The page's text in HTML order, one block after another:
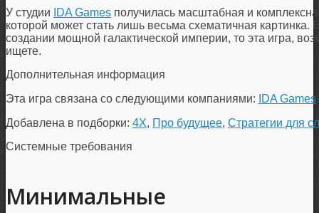
У студии IDA Games получилась масштабная и
которой может стать лишь весьма схематичная картинка.
создании мощной галактической империи, то эта игра,
ищете.
Дополнительная информация
Эта игра связана со следующими компаниями:
IDA Games
Добавлена в подборки: 4X, Про будущее, Стратегии для
Системные требования
Минимальные